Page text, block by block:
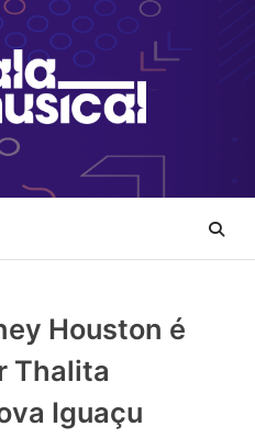
Houston é
Thalita
Iguaçu